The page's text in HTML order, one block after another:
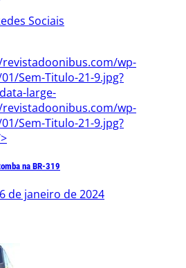
Sociais
wp-
Sem-Titulo-21-9.jpg?
large-
wp-
Sem-Titulo-21-9.jpg?
na BR-319
de janeiro de 2024